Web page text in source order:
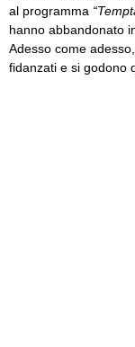
al programma
hanno abbandonato
Adesso come
fidanzati e si godono